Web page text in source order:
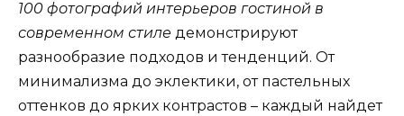
100 фотографий интерьеров гостиной в
современном стиле демонстрируют
разнообразие подходов и тенденций. От
минимализма до эклектики, от пастельных
оттенков до ярких контрастов – каждый найдет